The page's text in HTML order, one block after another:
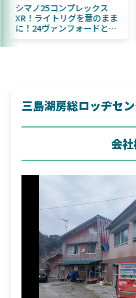
2025年11月発売予定！
DAIWA ふく魚／ちびふく魚
はビッグベイト初心者にお
三島湖房総ロッヂセ
会